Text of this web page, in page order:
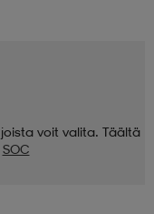
voit valita. Täältä
SOC